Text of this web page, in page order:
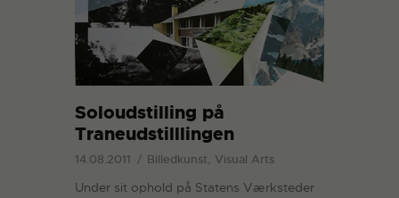
Soloudstilling på
Traneudstilllingen
14.08.2011 Billedkunst, Visual Arts
Under sit ophold på Statens Værksteder